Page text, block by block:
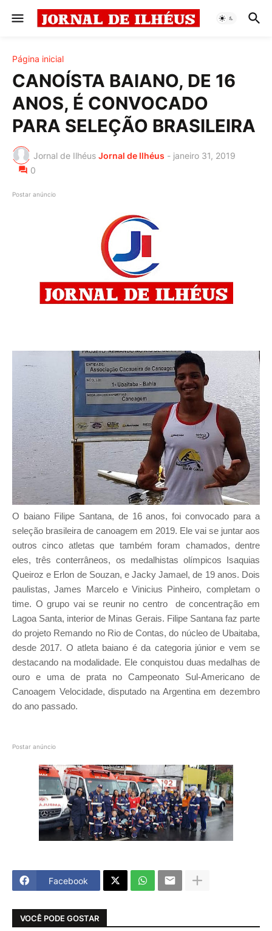
Página inicial
CANOÍSTA BAIANO, DE 16
ANOS, É CONVOCADO
PARA SELEÇÃO BRASILEIRA
Jornal de Ilhéus Jornal de Ilhéus - janeiro 31, 2019
0
Postar anúncio
O baiano Filipe Santana, de 16 anos, foi convocado para a
seleção brasileira de canoagem em 2019. Ele vai se juntar aos
outros cinco atletas que também foram chamados, dentre
eles, três conterrâneos, os medalhistas olímpicos Isaquias
Queiroz e Erlon de Souzan, e Jacky Jamael, de 19 anos. Dois
paulistas, James Marcelo e Vinicius Pinheiro, completam o
time. O grupo vai se reunir no centro de concentração em
Lagoa Santa, interior de Minas Gerais. Filipe Santana faz parte
do projeto Remando no Rio de Contas, do núcleo de Ubaitaba,
desde 2017. O atleta baiano é da categoria júnior e vem se
destacando na modalidade. Ele conquistou duas medalhas de
ouro e uma de prata no Campeonato Sul-Americano de
Canoagem Velocidade, disputado na Argentina em dezembro
do ano passado.
Postar anúncio
Facebook
VOCÊ PODE GOSTAR